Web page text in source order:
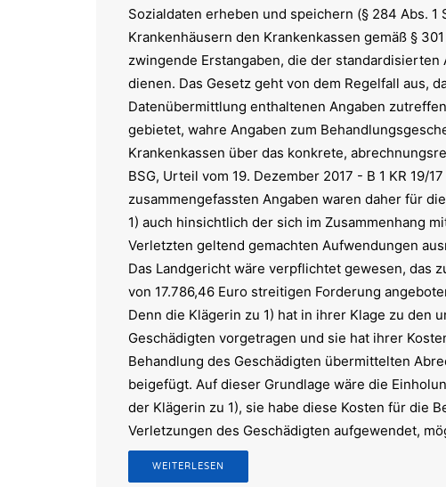
Sozialdaten erheben und speichern (§ 284 Abs. 1
Krankenhäusern den Krankenkassen gemäß §
zwingende Erstangaben, die der
dienen. Das Gesetz geht von dem Regelfall aus,
Datenübermittlung enthaltenen Angaben
gebietet, wahre Angaben zum
Krankenkassen über das konkrete,
BSG, Urteil vom 19. Dezember 2017 - B 1 KR 19/
zusammengefassten Angaben waren daher für
1) auch hinsichtlich der sich im Zusammenhang
Verletzten geltend gemachten Aufwendungen
Das Landgericht wäre verpflichtet gewesen, das
von 17.786,46 Euro streitigen Forderung
Denn die Klägerin zu 1) hat in ihrer Klage zu den
Geschädigten vorgetragen und sie hat ihrer
Behandlung des Geschädigten übermittelten
beigefügt. Auf dieser Grundlage wäre die
der Klägerin zu 1), sie habe diese Kosten für die
Verletzungen des Geschädigten aufgewendet,
WEITERLESEN